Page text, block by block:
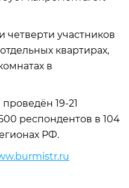
участников
квартирах,
в
19-21
респондентов в 104
РФ.